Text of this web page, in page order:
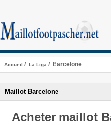
Accueil / La Liga/ Barcelone
Maillot Barcelone
Acheter maillot